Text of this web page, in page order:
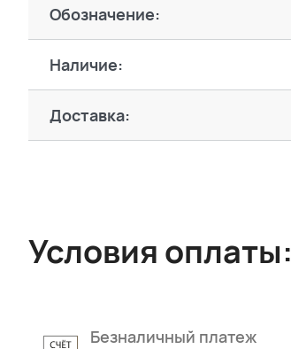
Обозначение:
Наличие:
Доставка:
Условия оплаты:
Безналичный платеж